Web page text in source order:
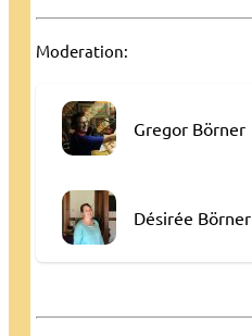
Moderation:
Gregor Börner
Désirée Börner